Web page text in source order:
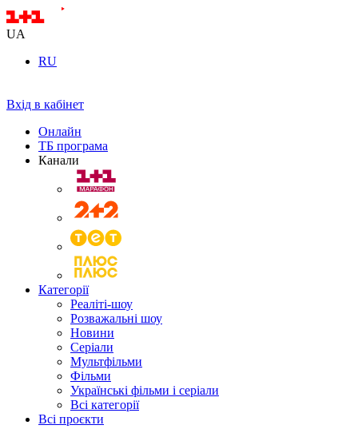
UA
RU
Вхід в кабінет
Онлайн
ТБ програма
Канали
Категорії
Реаліті-шоу
Розважальні шоу
Новини
Серіали
Мультфільми
Фільми
Українські фільми і серіали
Всі категорії
Всі проєкти